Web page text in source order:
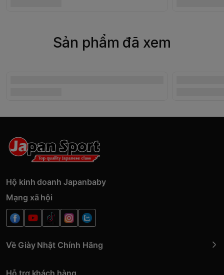
Sản phẩm đã xem
Hộ kinh doanh Japanbaby
Mạng xã hội
Về Giày Nhật Chính Hãng